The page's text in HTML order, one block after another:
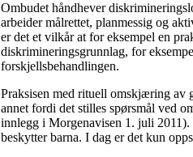
Ombudet håndhever
arbeider målrettet, planmessig og
er det et vilkår at for eksempel en
diskrimineringsgrunnlag, for
forskjellsbehandlingen.
Praksisen med rituell omskjæring av
annet fordi det stilles spørsmål ved
innlegg i Morgenavisen 1. juli
beskytter barna. I dag er det kun